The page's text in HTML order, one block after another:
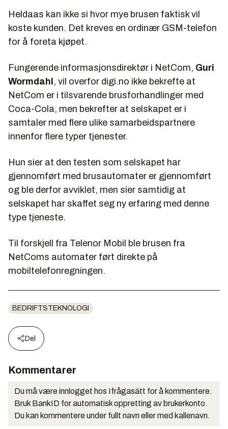
Heldaas kan ikke si hvor mye brusen faktisk vil
koste kunden. Det kreves en ordinær GSM-telefon
for å foreta kjøpet.
Fungerende informasjonsdirektør i NetCom, Guri
Wormdahl, vil overfor digi.no ikke bekrefte at
NetCom er i tilsvarende brusforhandlinger med
Coca-Cola, men bekrefter at selskapet er i
samtaler med flere ulike samarbeidspartnere
innenfor flere typer tjenester.
Hun sier at den testen som selskapet har
gjennomført med brusautomater er gjennomført
og ble derfor avviklet, men sier samtidig at
selskapet har skaffet seg ny erfaring med denne
type tjeneste.
Til forskjell fra Telenor Mobil ble brusen fra
NetComs automater ført direkte på
mobiltelefonregningen.
BEDRIFTSTEKNOLOGI
Del
Kommentarer
Du må være innlogget hos Ifrågasätt for å kommentere.
Bruk BankID for automatisk oppretting av brukerkonto.
Du kan kommentere under fullt navn eller med kallenavn.